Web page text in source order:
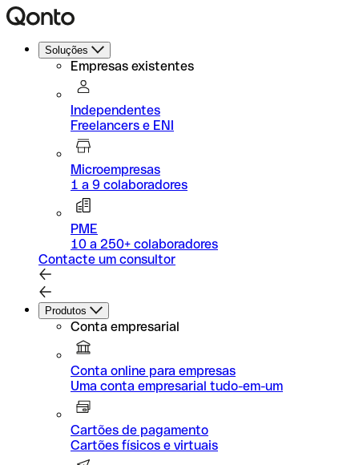
Soluções
Empresas existentes
Independentes
Freelancers e ENI
Microempresas
1 a 9 colaboradores
PME
10 a 250+ colaboradores
Contacte um consultor
Produtos
Conta empresarial
Conta online para empresas
Uma conta empresarial tudo-em-um
Cartões de pagamento
Cartões físicos e virtuais